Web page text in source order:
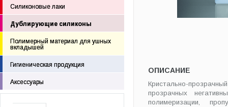
Силиконовые лаки
Дублирующие силиконы
Полимерный материал для ушных
вкладышей
Гигиеническая продукция
Аксессуары
ОПИСАНИЕ
Кристально-
прозрачных
полимеризации,